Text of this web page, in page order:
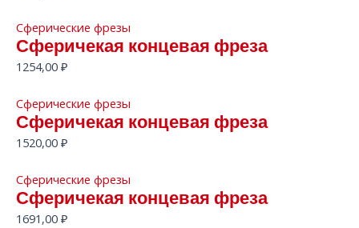
Сферические фрезы
Сферичекая концевая фреза
1254,00 ₽
Сферические фрезы
Сферичекая концевая фреза
1520,00 ₽
Сферические фрезы
Сферичекая концевая фреза
1691,00 ₽